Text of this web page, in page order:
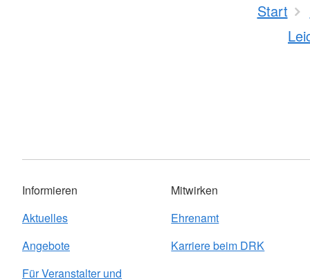
Start
Informieren
Aktuelles
Angebote
Für Veranstalter und
Mitwirken
Ehrenamt
Karriere beim DRK